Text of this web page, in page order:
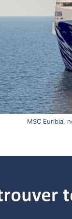
MSC Euribia,